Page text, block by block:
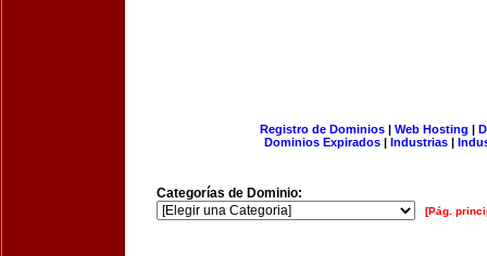
Registro de Dominios| Web Hosting |
Dominios Expirados | Industrias |
Categorías de Dominio:
[Pág.